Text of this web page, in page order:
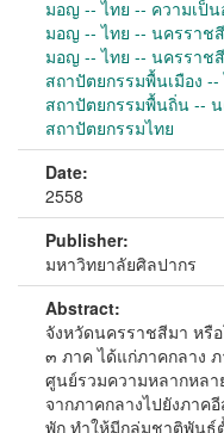
มอญ -- ไทย -- ความเป็
มอญ -- ไทย -- นครราช
มอญ -- ไทย -- นครราช
สถาปัตยกรรมพื้นเมือง
สถาปัตยกรรมพื้นถิ่น --
สถาปัตยกรรมไทย
Date:
2558
Publisher:
มหาวิทยาลัยศิลปากร
Abstract:
จังหวัดนครราชสีมา หรื
๓ ภาค ได้แก่ภาคกลาง
ศูนย์รวมความหลากหลา
จากภาคกลางไปยังภาค
พัก ทำให้มีกลุ่มชาติพันธุ์